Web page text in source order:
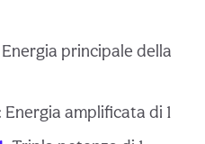
Energia principale della
Energia amplificata di 1